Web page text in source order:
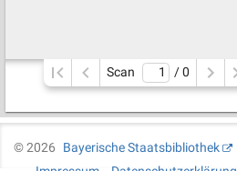
Scan / 0
©2026
Bayerische Staatsbibliothek